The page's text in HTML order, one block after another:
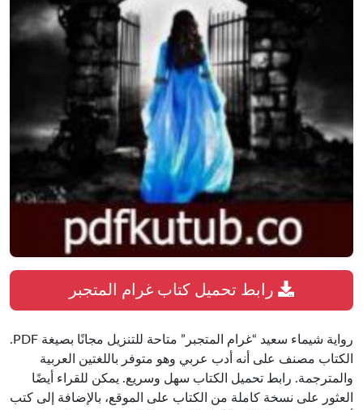
رواية شيماء سعيد “غرام المتجبر” متاحة للتنزيل مجانًا بصيغة PDF.
الكتاب مصنف على أنه أدب عربي وهو متوفر باللغتين العربية
والمترجمة. رابط تحميل الكتاب سهل وسريع. يمكن للقراء أيضًا
العثور على نسخة كاملة من الكتاب على الموقع، بالإضافة إلى كتب